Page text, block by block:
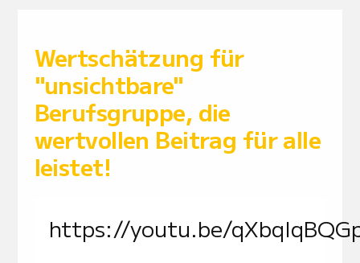
Wertschätzung für
"unsichtbare"
Berufsgruppe, die
wertvollen Beitrag für alle
leistet!
https://youtu.be/